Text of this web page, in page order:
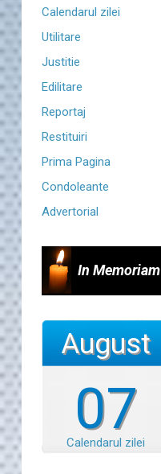
Calendarul zilei
Utilitare
Justitie
Edilitare
Reportaj
Restituiri
Prima Pagina
Condoleante
Advertorial
In Memoriam
07
August
Calendarul zilei